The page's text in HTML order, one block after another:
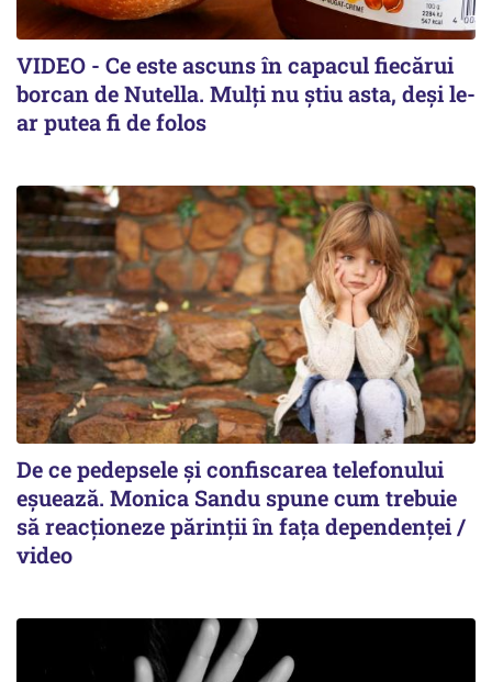
VIDEO - Ce este ascuns în capacul fiecărui
borcan de Nutella. Mulți nu știu asta, deși le-
ar putea fi de folos
De ce pedepsele și confiscarea telefonului
eșuează. Monica Sandu spune cum trebuie
să reacționeze părinții în fața dependenței /
video